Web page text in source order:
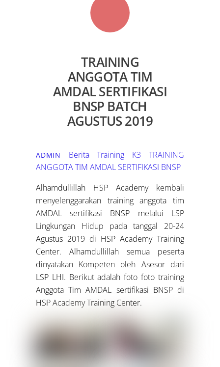
TRAINING
ANGGOTA TIM
AMDAL SERTIFIKASI
BNSP BATCH
AGUSTUS 2019
ADMIN Berita Training K3
TRAINING
ANGGOTA TIM AMDAL SERTIFIKASI BNSP
Alhamdullillah HSP Academy kembali
menyelenggarakan training anggota tim
AMDAL sertifikasi BNSP melalui LSP
Lingkungan Hidup pada tanggal 20-24
Agustus 2019 di HSP Academy Training
Center. Alhamdullillah semua peserta
dinyatakan Kompeten oleh Asesor dari
LSP LHI. Berikut adalah foto foto training
Anggota Tim AMDAL sertifikasi BNSP di
HSP Academy Training Center.